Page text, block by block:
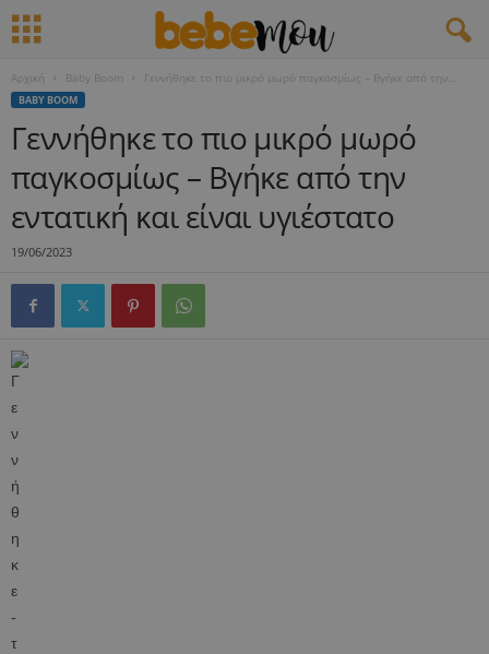
Αρχική Baby Boom Γεννήθηκε το πιο μικρό μωρό παγκοσμίως – Βγήκε από την...
BABY BOOM
Γεννήθηκε το πιο μικρό μωρό
παγκοσμίως – Βγήκε από την
εντατική και είναι υγιέστατο
19/06/2023